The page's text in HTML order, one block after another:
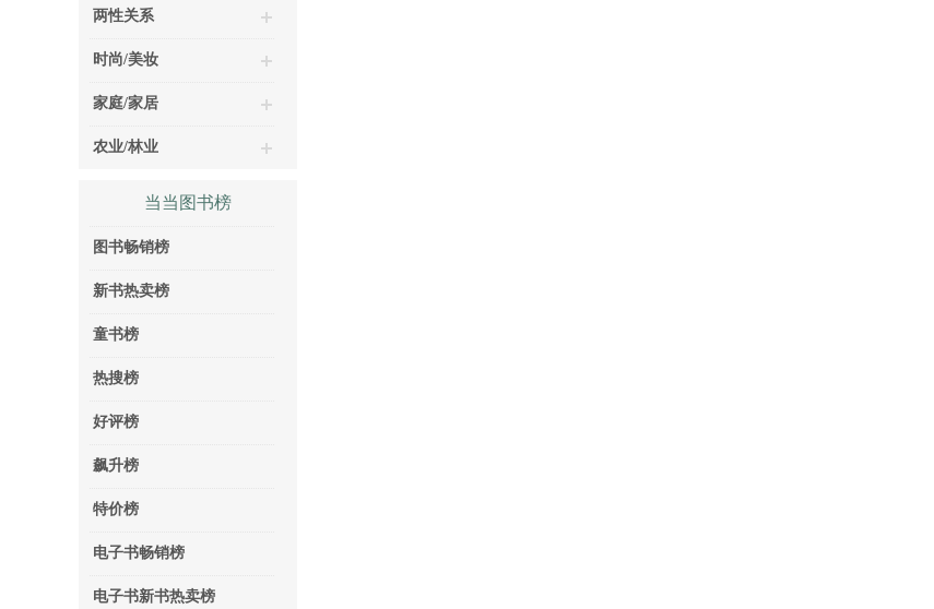
两性关系
时尚/美妆
家庭/家居
农业/林业
当当图书榜
图书畅销榜
新书热卖榜
童书榜
热搜榜
好评榜
飙升榜
特价榜
电子书畅销榜
电子书新书热卖榜